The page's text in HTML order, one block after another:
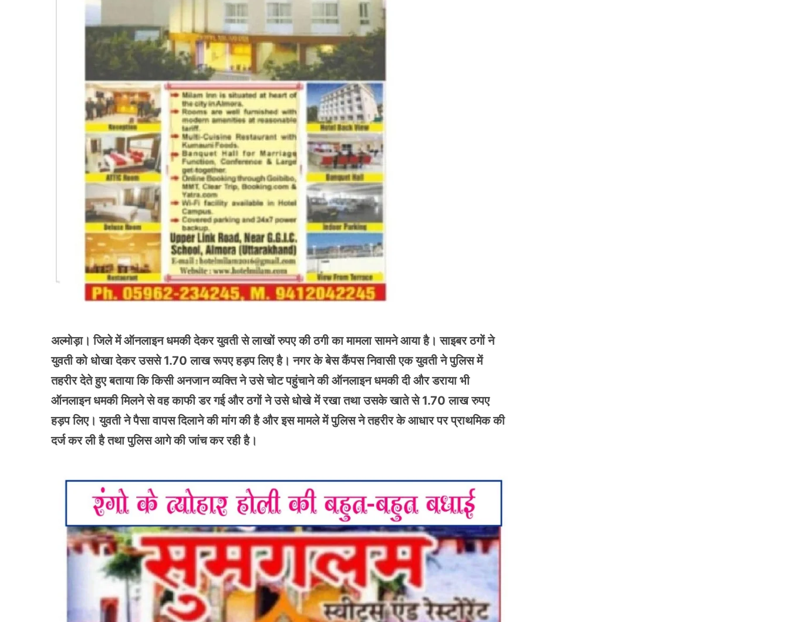
अल्मोड़ा। जिले में ऑनलाइन धमकी देकर युवती से लाखों रुपए की ठगी का मामला सामने आया है। साइबर ठगों ने
युवती को धोखा देकर उससे 1.70 लाख रूपए हड़प लिए है। नगर के बेस कैंपस निवासी एक युवती ने पुलिस में
तहरीर देते हुए बताया कि किसी अनजान व्यक्ति ने उसे चोट पहुंचाने की ऑनलाइन धमकी दी और डराया भी
ऑनलाइन धमकी मिलने से वह काफी डर गई और ठगों ने उसे धोखे में रखा तथा उसके खाते से 1.70 लाख रुपए
हड़प लिए। युवती ने पैसा वापस दिलाने की मांग की है और इस मामले में पुलिस ने तहरीर के आधार पर प्राथमिक की
दर्ज कर ली है तथा पुलिस आगे की जांच कर रही है।